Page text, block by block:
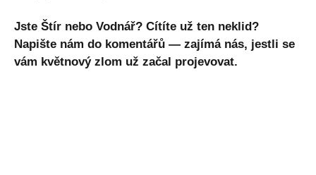
Jste Štír nebo Vodnář? Cítíte už ten neklid?
Napište nám do komentářů — zajímá nás, jestli se
vám květnový zlom už začal projevovat.